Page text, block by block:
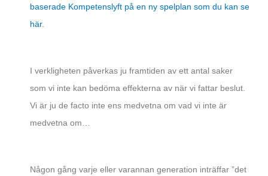
baserade Kompetenslyft på en ny spelplan som du kan se
här.
I verkligheten påverkas ju framtiden av ett antal saker
som vi inte kan bedöma effekterna av när vi fattar beslut.
Vi är ju de facto inte ens medvetna om vad vi inte är
medvetna om…
Någon gång varje eller varannan generation inträffar ”det